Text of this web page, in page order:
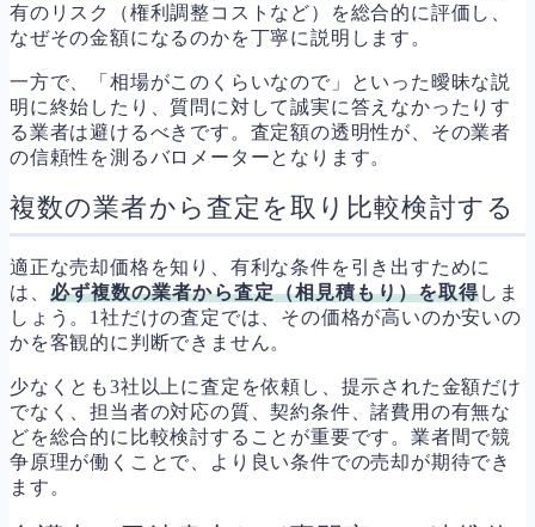
有のリスク（権利調整コストなど）を総合的に評価し、
なぜその金額になるのかを丁寧に説明します。
一方で、「相場がこのくらいなので」といった曖昧な説
明に終始したり、質問に対して誠実に答えなかったりす
る業者は避けるべきです。査定額の透明性が、その業者
の信頼性を測るバロメーターとなります。
複数の業者から査定を取り比較検討する
適正な売却価格を知り、有利な条件を引き出すために
は、 必ず複数の業者から査定（相見積もり）を取得しま
しょう。1社だけの査定では、その価格が高いのか安いの
かを客観的に判断できません。
少なくとも3社以上に査定を依頼し、提示された金額だけ
でなく、担当者の対応の質、契約条件、諸費用の有無な
どを総合的に比較検討することが重要です。業者間で競
争原理が働くことで、より良い条件での売却が期待でき
ます。